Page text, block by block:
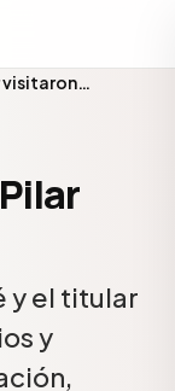
visitaron…
y el titular
y